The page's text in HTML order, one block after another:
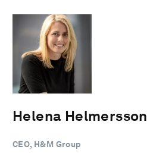
Helena Helmersson
CEO, H&M Group